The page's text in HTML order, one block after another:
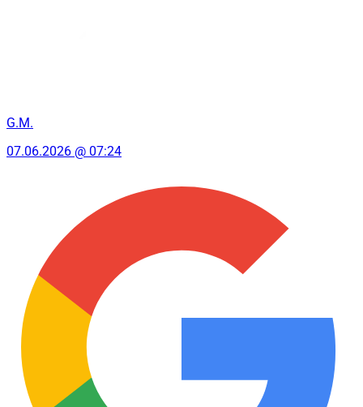
G.M.
07.06.2026 @ 07:24